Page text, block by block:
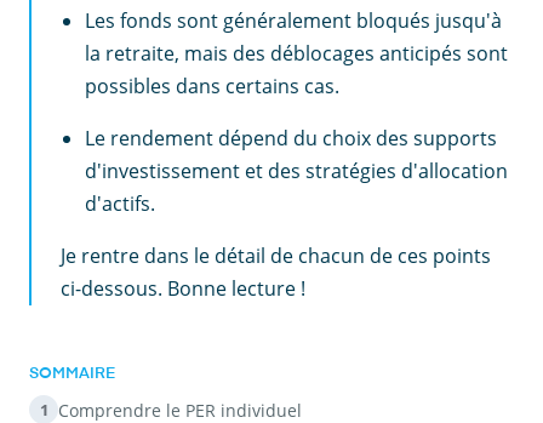
Les fonds sont généralement bloqués jusqu'à
la retraite, mais des déblocages anticipés sont
possibles dans certains cas.
Le rendement dépend du choix des supports
d'investissement et des stratégies d'allocation
d'actifs.
Je rentre dans le détail de chacun de ces points
ci-dessous. Bonne lecture !
SOMMAIRE
1 Comprendre le PER individuel